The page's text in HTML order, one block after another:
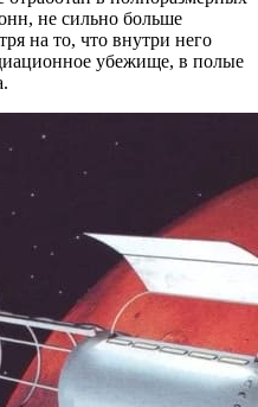
не сильно больше
на то, что внутри него
убежище, в полые